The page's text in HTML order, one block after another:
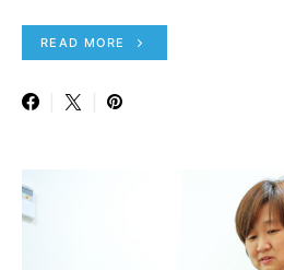
READ MORE